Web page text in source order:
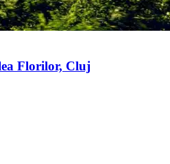
Florilor, Cluj